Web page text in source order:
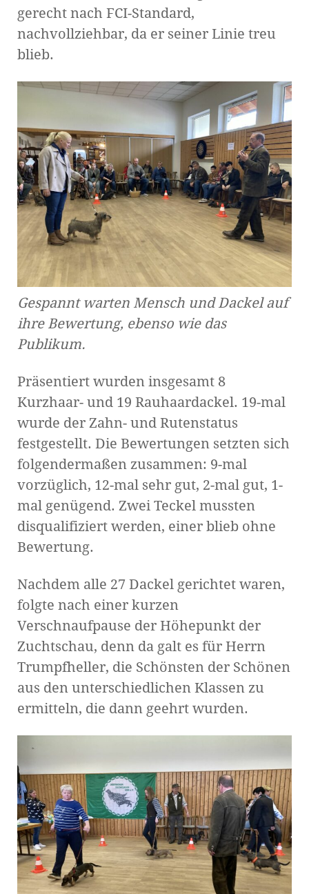
gerecht nach FCI-Standard,
nachvollziehbar, da er seiner Linie treu
blieb.
Gespannt warten Mensch und Dackel auf
ihre Bewertung, ebenso wie das
Publikum.
Präsentiert wurden insgesamt 8
Kurzhaar- und 19 Rauhaardackel. 19-mal
wurde der Zahn- und Rutenstatus
festgestellt. Die Bewertungen setzten sich
folgendermaßen zusammen: 9-mal
vorzüglich, 12-mal sehr gut, 2-mal gut, 1-
mal genügend. Zwei Teckel mussten
disqualifiziert werden, einer blieb ohne
Bewertung.
Nachdem alle 27 Dackel gerichtet waren,
folgte nach einer kurzen
Verschnaufpause der Höhepunkt der
Zuchtschau, denn da galt es für Herrn
Trumpfheller, die Schönsten der Schönen
aus den unterschiedlichen Klassen zu
ermitteln, die dann geehrt wurden.